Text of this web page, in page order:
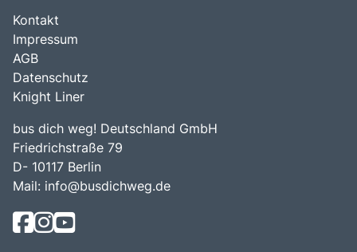
Kontakt
Impressum
AGB
Datenschutz
Knight Liner
bus dich weg! Deutschland GmbH
Friedrichstraße 79
D- 10117 Berlin
Mail: info@busdichweg.de